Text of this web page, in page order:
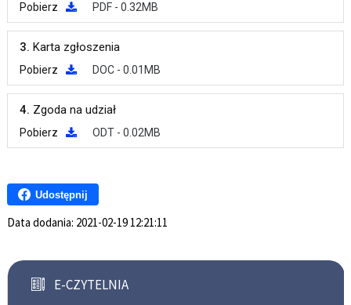
Pobierz PDF - 0.32MB
3. Karta zgłoszenia
Pobierz DOC - 0.01MB
4. Zgoda na udział
Pobierz ODT - 0.02MB
Udostępnij
Data dodania: 2021-02-19 12:21:11
E-CZYTELNIA